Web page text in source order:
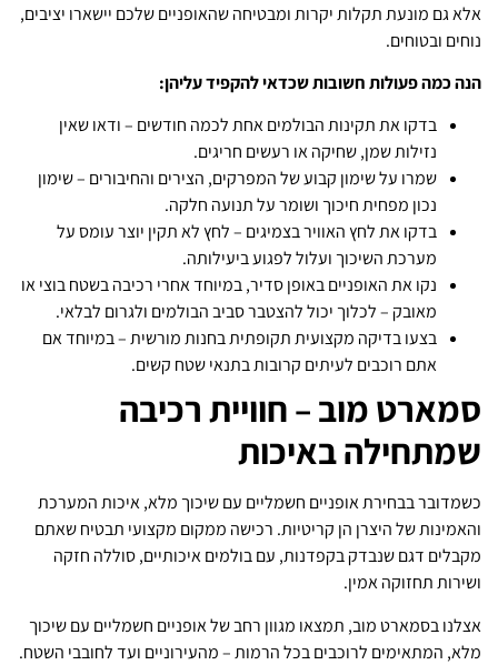
אלא גם מונעת תקלות יקרות ומבטיחה שהאופניים שלכם יישארו יציבים,
נוחים ובטוחים.
הנה כמה פעולות חשובות שכדאי להקפיד עליהן:
בדקו את תקינות הבולמים אחת לכמה חודשים – ודאו שאין
נזילות שמן, שחיקה או רעשים חריגים.
שמרו על שימון קבוע של המפרקים, הצירים והחיבורים – שימון
נכון מפחית חיכוך ושומר על תנועה חלקה.
בדקו את לחץ האוויר בצמיגים – לחץ לא תקין יוצר עומס על
מערכת השיכוך ועלול לפגוע ביעילותה.
נקו את האופניים באופן סדיר, במיוחד אחרי רכיבה בשטח בוצי או
מאובק – לכלוך יכול להצטבר סביב הבולמים ולגרום לבלאי.
בצעו בדיקה מקצועית תקופתית בחנות מורשית – במיוחד אם
אתם רוכבים לעיתים קרובות בתנאי שטח קשים.
סמארט מוב – חוויית רכיבה
שמתחילה באיכות
כשמדובר בבחירת אופניים חשמליים עם שיכוך מלא, איכות המערכת
והאמינות של היצרן הן קריטיות. רכישה ממקום מקצועי תבטיח שאתם
מקבלים דגם שנבדק בקפדנות, עם בולמים איכותיים, סוללה חזקה
ושירות תחזוקה אמין.
אצלנו בסמארט מוב, תמצאו מגוון רחב של אופניים חשמליים עם שיכוך
מלא, המתאימים לרוכבים בכל הרמות – מהעירוניים ועד לחובבי השטח.